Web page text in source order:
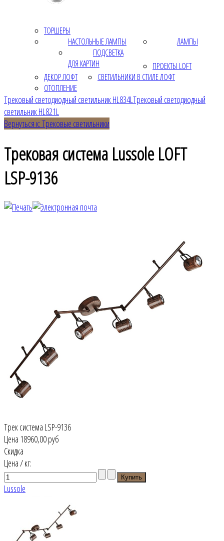
ТОРШЕРЫ
НАСТОЛЬНЫЕ ЛАМПЫ
ПОДСВЕТКА
ДЛЯ КАРТИН
ЛАМПЫ
ПРОЕКТЫ LOFT
ДЕКОР ЛОФТ
СВЕТИЛЬНИКИ В СТИЛЕ ЛОФТ
ОТОПЛЕНИЕ
Трековый светодиодный светильник HL834LТрековый светодиодный
светильник HL821L
Вернуться к: Трековые светильники
Трековая система Lussole LOFT
LSP-9136
Трек система LSP-9136
Цена 18960,00 руб
Скидка
Цена / кг:
Lussole